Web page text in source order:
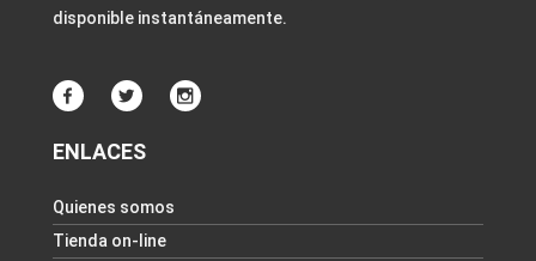
disponible instantáneamente.
ENLACES
Quienes somos
Tienda on-line